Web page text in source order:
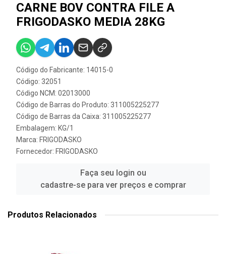
CARNE BOV CONTRA FILE A
FRIGODASKO MEDIA 28KG
Código do Fabricante: 14015-0
Código: 32051
Código NCM: 02013000
Código de Barras do Produto: 311005225277
Código de Barras da Caixa: 311005225277
Embalagem: KG/1
Marca: FRIGODASKO
Fornecedor: FRIGODASKO
Faça seu login ou
cadastre-se para ver preços e comprar
Produtos Relacionados